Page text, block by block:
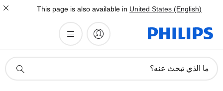
This page is also available in United States (English)
دعم
ما الذي تبحث عنه؟